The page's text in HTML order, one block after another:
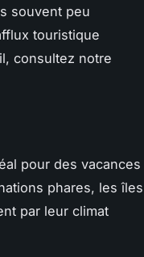
souvent peu
touristique
consultez notre
pour des vacances
phares, les îles
par leur climat